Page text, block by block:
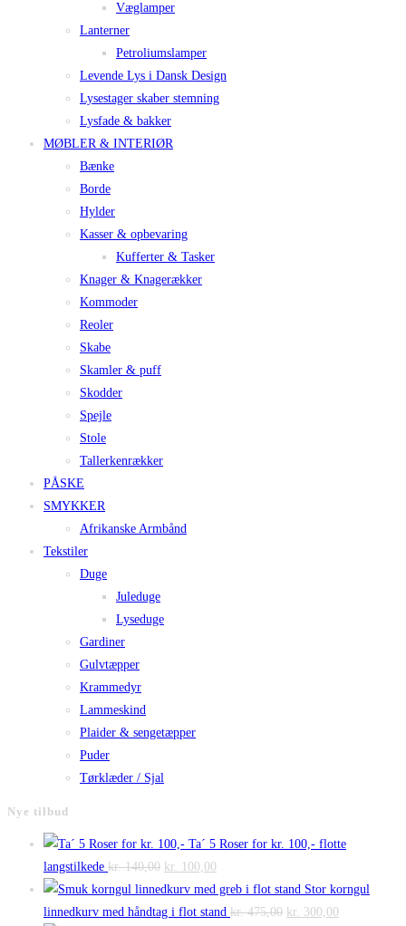
Væglamper
Lanterner
Petroliumslamper
Levende Lys i Dansk Design
Lysestager skaber stemning
Lysfade & bakker
MØBLER & INTERIØR
Bænke
Borde
Hylder
Kasser & opbevaring
Kufferter & Tasker
Knager & Knagerækker
Kommoder
Reoler
Skabe
Skamler & puff
Skodder
Spejle
Stole
Tallerkenrækker
PÅSKE
SMYKKER
Afrikanske Armbånd
Tekstiler
Duge
Juleduge
Lyseduge
Gardiner
Gulvtæpper
Krammedyr
Lammeskind
Plaider & sengetæpper
Puder
Tørklæder / Sjal
Nye tilbud
Ta´ 5 Roser for kr. 100,- flotte
langstilkede kr.140,00 Den
oprindelige
pris
kr. 100,00
aktuelle
pris
Stor korngul
linnedkurv med håndtag i flot stand kr.475,00 Den
kr. 300,00